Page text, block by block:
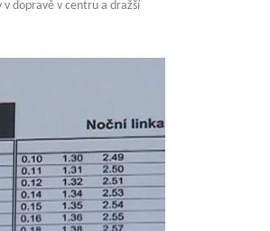
v dopravě v centru a dražší